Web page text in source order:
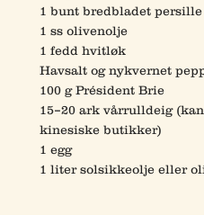
1 bunt bredbladet persille
1 ss olivenolje
1 fedd hvitløk
Havsalt og nykvernet
100 g Président Brie
15–20 ark vårrulldeig
kinesiske butikker)
1 egg
1 liter solsikkeolje eller